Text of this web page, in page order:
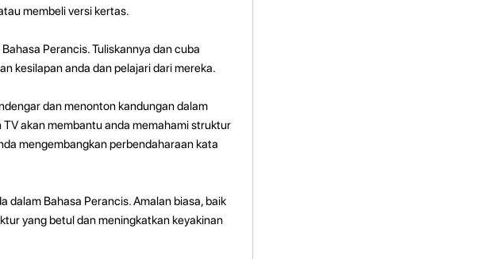
membeli versi kertas.
Perancis. Tuliskannya dan cuba
kesilapan anda dan pelajari dari mereka.
dan menonton kandungan dalam
akan membantu anda memahami struktur
mengembangkan perbendaharaan kata
Bahasa Perancis. Amalan biasa, baik
yang betul dan meningkatkan keyakinan